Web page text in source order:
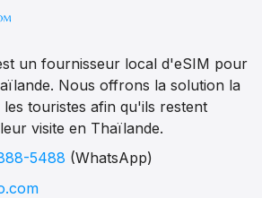
un fournisseur local d'eSIM pour
Nous offrons la solution la
touristes afin qu'ils restent
visite en Thaïlande.
5488 (WhatsApp)